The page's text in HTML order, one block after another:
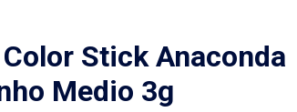
Stick Anaconda
Medio 3g